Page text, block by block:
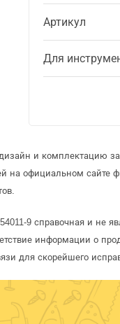
Артикул
Для
и комплектацию
на официальном сайте
9 справочная и не
информации о
для скорейшего